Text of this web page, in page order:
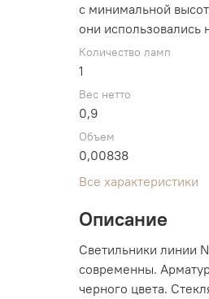
с минимальной
они использовались
Количество ламп
1
Вес нетто
0,9
Объем
0,00838
Все характеристики
Описание
Светильники линии
современны.
черного цвета.